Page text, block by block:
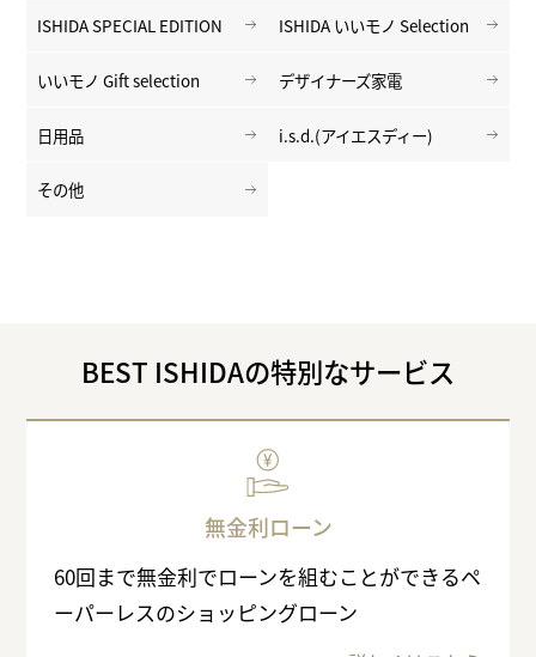
ISHIDA SPECIAL EDITION ISHIDA いいモノ Selection
いいモノ Gift selection デザイナーズ家電
日用品 i.s.d.(アイエスディー)
その他
BEST ISHIDAの特別なサービス
無金利ローン
60回まで無金利でローンを組むことができるペ
ーパーレスのショッピングローン